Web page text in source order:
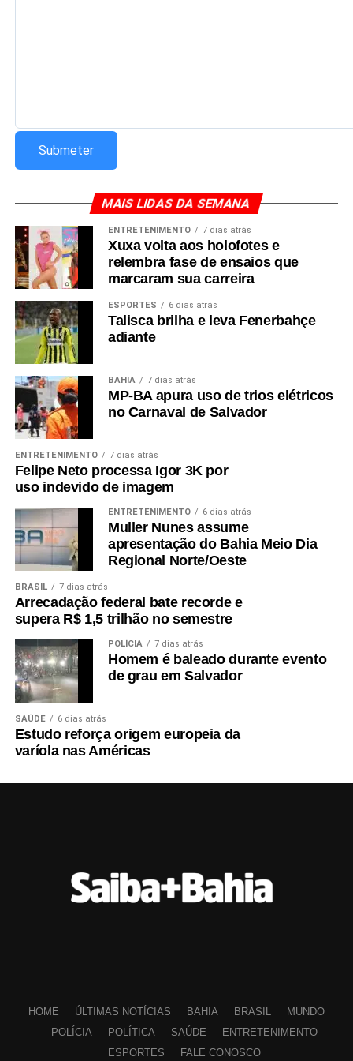
MAIS LIDAS DA SEMANA
ENTRETENIMENTO 7 dias atrás
Xuxa volta aos holofotes e
relembra fase de ensaios que
marcaram sua carreira
ESPORTES 6 dias atrás
Talisca brilha e leva Fenerbahçe
adiante
BAHIA 7 dias atrás
MP-BA apura uso de trios elétricos
no Carnaval de Salvador
ENTRETENIMENTO 7 dias atrás
Felipe Neto processa Igor 3K por
uso indevido de imagem
ENTRETENIMENTO 6 dias atrás
Muller Nunes assume
apresentação do Bahia Meio Dia
Regional Norte/Oeste
BRASIL 7 dias atrás
Arrecadação federal bate recorde e
supera R$ 1,5 trilhão no semestre
POLÍCIA 7 dias atrás
Homem é baleado durante evento
de grau em Salvador
SAÚDE 6 dias atrás
Estudo reforça origem europeia da
varíola nas Américas
HOME ÚLTIMAS NOTÍCIAS BAHIA BRASIL
MUNDO
POLÍCIA
POLÍTICA SAÚDE
ENTRETENIMENTO
ESPORTES
FALE CONOSCO